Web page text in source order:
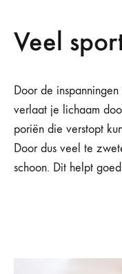
Veel
Door de
verlaat je lichaam
poriën die verstopt
Door dus veel te
schoon. Dit helpt